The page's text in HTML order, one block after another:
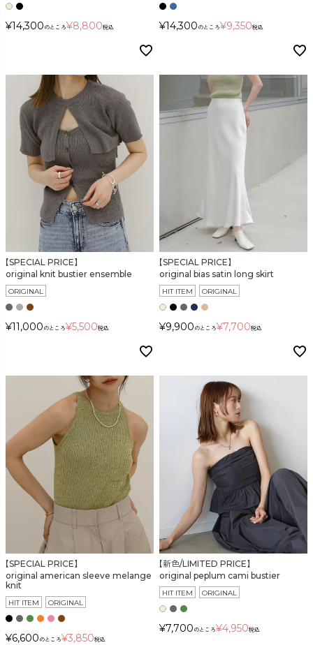
¥14,300 のところ¥8,800税込 ¥14,300 のところ¥9,350税込
【SPECIAL PRICE】
original knit bustier ensemble
ORIGINAL
¥11,000 のところ¥5,500税込
【SPECIAL PRICE】
original bias satin long skirt
HIT ITEM ORIGINAL
¥9,900 のところ¥7,700税込
【SPECIAL PRICE】
original american sleeve melange
knit
HIT ITEM ORIGINAL
¥6,600 のところ¥3,850税込
【新色/LIMITED PRICE】
original peplum cami bustier
HIT ITEM ORIGINAL
¥7,700 のところ¥4,950税込